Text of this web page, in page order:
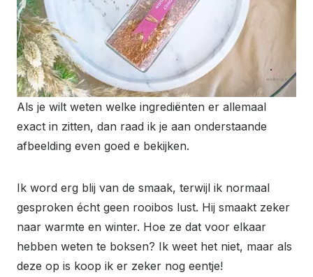
Als je wilt weten welke ingrediënten er allemaal
exact in zitten, dan raad ik je aan onderstaande
afbeelding even goed e bekijken.
Ik word erg blij van de smaak, terwijl ik normaal
gesproken écht geen rooibos lust. Hij smaakt zeker
naar warmte en winter. Hoe ze dat voor elkaar
hebben weten te boksen? Ik weet het niet, maar als
deze op is koop ik er zeker nog eentje!